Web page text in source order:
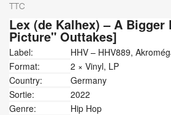
TTC
Lex (de Kalhex) ‎– A Bigger
Picture" Outtakes]
Label:
HHV ‎– HHV889,
Format:
2 × Vinyl, LP
Country:
Germany
Sortie:
2022
Genre:
Hip Hop